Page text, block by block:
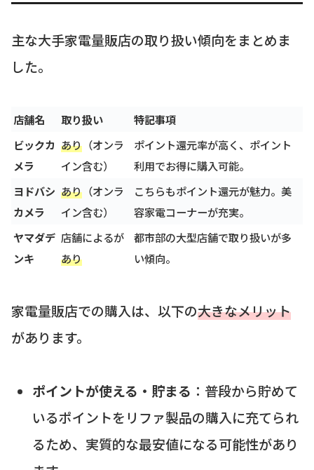
主な大手家電量販店の取り扱い傾向をまとめま
した。
店舗名 取り扱い
特記事項
ビックカ
メラ
あり （オンラ
イン含む）
ポイント還元率が高く、ポイント
利用でお得に購入可能。
ヨドバシ
カメラ
あり （オンラ
イン含む）
こちらもポイント還元が魅力。美
容家電コーナーが充実。
ヤマダデ
ンキ
店舗によるが
あり
都市部の大型店舗で取り扱いが多
い傾向。
家電量販店での購入は、以下の大きなメリット
があります。
ポイントが使える・貯まる ：普段から貯めて
いるポイントをリファ製品の購入に充てられ
るため、実質的な最安値になる可能性があり